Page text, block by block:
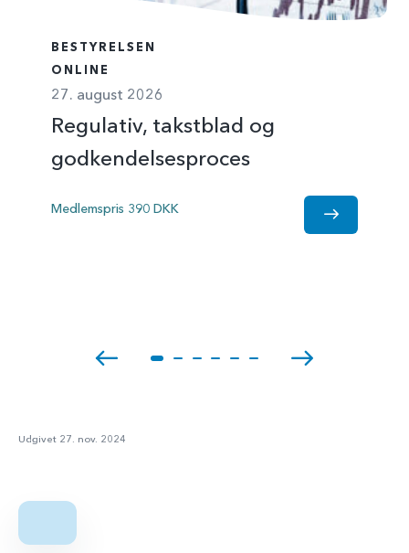
BESTYRELSEN
ONLINE
27. august 2026
Regulativ, takstblad og
godkendelsesproces
Medlemspris 390 DKK
Udgivet 27. nov. 2024